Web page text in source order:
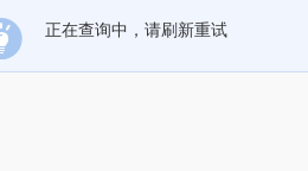
正在查询中，请刷新重试